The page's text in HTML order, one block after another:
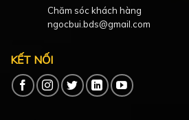
Chăm sóc khách hàng
ngocbui.bds@gmail.com
KẾT NỐI